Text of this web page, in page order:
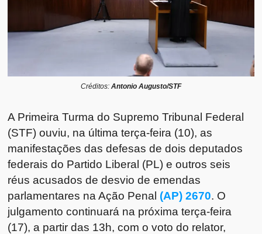
Créditos: Antonio Augusto/STF
A Primeira Turma do Supremo Tribunal Federal
(STF) ouviu, na última terça-feira (10), as
manifestações das defesas de dois deputados
federais do Partido Liberal (PL) e outros seis
réus acusados de desvio de emendas
parlamentares na Ação Penal (AP) 2670. O
julgamento continuará na próxima terça-feira
(17), a partir das 13h, com o voto do relator,